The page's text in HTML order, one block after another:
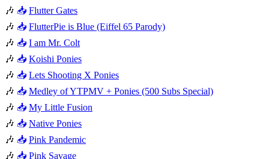
🎶 📥 Flutter Gates
🎶 📥 FlutterPie is Blue (Eiffel 65 Parody)
🎶 📥 I am Mr. Colt
🎶 📥 Koishi Ponies
🎶 📥 Lets Shooting X Ponies
🎶 📥 Medley of YTPMV + Ponies (500 Subs Special)
🎶 📥 My Little Fusion
🎶 📥 Native Ponies
🎶 📥 Pink Pandemic
🎶 📥 Pink Savage